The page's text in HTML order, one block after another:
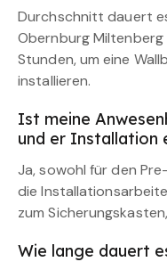
Durchschnitt dauert
Obernburg Miltenberg
Stunden, um eine
installieren.
Ist meine
und er Installation
Ja, sowohl für den
die
zum
Wie lange dauert